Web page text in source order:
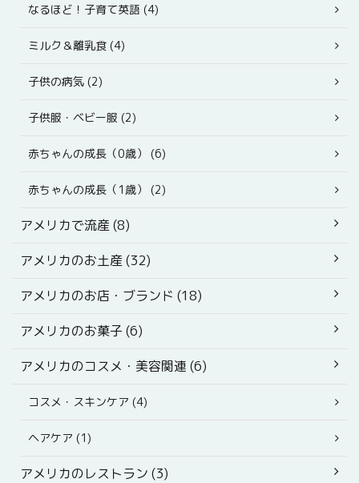
なるほど！子育て英語 (4)
ミルク＆離乳食 (4)
子供の病気 (2)
子供服・ベビー服 (2)
赤ちゃんの成長（0歳） (6)
赤ちゃんの成長（1歳） (2)
アメリカで流産 (8)
アメリカのお土産 (32)
アメリカのお店・ブランド (18)
アメリカのお菓子 (6)
アメリカのコスメ・美容関連 (6)
コスメ・スキンケア (4)
ヘアケア (1)
アメリカのレストラン (3)